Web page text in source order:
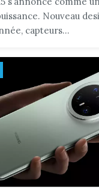
Nouveau
capteurs...